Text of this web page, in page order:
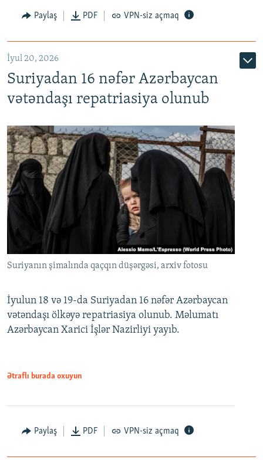
Auto
Paylaş PDF VPN-siz açmaq
İyul 20, 2026
Suriyadan 16 nəfər Azərbaycan
vətəndaşı repatriasiya olunub
Suriyanın şimalında qaçqın düşərgəsi, arxiv fotosu
İyulun 18 və 19-da Suriyadan 16 nəfər Azərbaycan
vətəndaşı ölkəyə repatriasiya olunub. Məlumatı
Azərbaycan Xarici İşlər Nazirliyi yayıb.
Ətraflı burada oxuyun
Paylaş PDF VPN-siz açmaq